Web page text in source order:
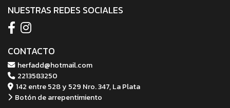
NUESTRAS REDES SOCIALES
CONTACTO
herfadd@hotmail.com
2213583250
142 entre 528 y 529 Nro. 347, La Plata
Botón de arrepentimiento